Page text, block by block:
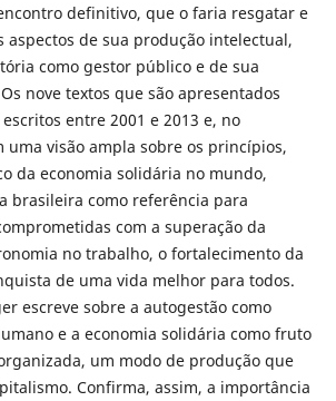
definitivo, que o faria resgatar e
aspectos de sua produção intelectual,
como gestor público e de sua
nove textos que são apresentados
entre 2001 e 2013 e, no
uma visão ampla sobre os princípios,
da economia solidária no mundo,
brasileira como referência para
com a superação da
no trabalho, o fortalecimento da
de uma vida melhor para todos.
escreve sobre a autogestão como
e a economia solidária como fruto
um modo de produção que
Confirma, assim, a importância